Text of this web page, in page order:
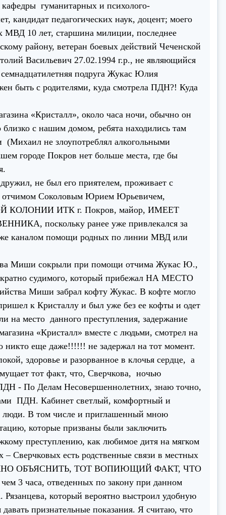
гуманитарных и психолого-
педагогических наук, доцент; моего
МВД 10 лет, старшина милиции, последнее
району, ветеран боевых действий Чеченской
Васильевич 27.02.1994 г.р., не являющийся
подруга Жукас Юлия
быть с родителями, куда смотрела ПДН?! Куда
«Кристалл», около часа ночи, обычно он
близко с нашим домом, ребята находились там
(Михаил не злоупотреблял алкогольными
городе Покров нет больше места, где бы
не был его приятелем, проживает с
отчимом Соколовым Юрием Юрьевичем,
КОЛОНИИ ИТК г. Покров, майор, ИМЕЕТ
поскольку ранее уже привлекался за
же каналом помощи родных по линии МВД или
Миши сокрыли при помощи отчима Жукас Ю.,
судимого, который прибежал НА МЕСТО
Миши забрал кофту Жукас. В кофте могло
к Кристаллу и был уже без ее кофты и одет
на место данного преступления, задержание
«Кристалл» вместе с людьми, смотрел на
никто еще даже!!!!!! не задержал на тот момент.
здоровье и разорванное в клочья сердце, а
тот факт, что, Сверчкова, ночью
- По Делам Несовершеннолетних, знаю точно,
ПДН. Кабинет светлый, комфортный и
люди. В том числе и приглашенный мною
которые призваны были заключить
преступлению, как любимое дитя на мягком
Сверчковых есть родственные связи в местных
ОБЪЯСНИТЬ, ТОТ ВОПИЮЩИЙ ФАКТ, ЧТО
3 часа, отведенных по закону при данном
который вероятно выстроил удобную
признательные показания. Я считаю, что